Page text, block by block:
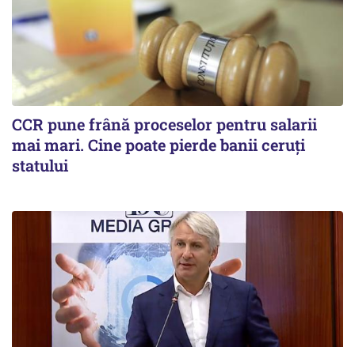
CCR pune frână proceselor pentru salarii
mai mari. Cine poate pierde banii ceruți
statului